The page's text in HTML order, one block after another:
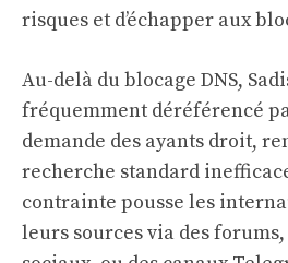
risques et d’échapper aux
Au-delà du blocage DNS,
fréquemment déréférencé
demande des ayants droit,
recherche standard
contrainte pousse les
leurs sources via des